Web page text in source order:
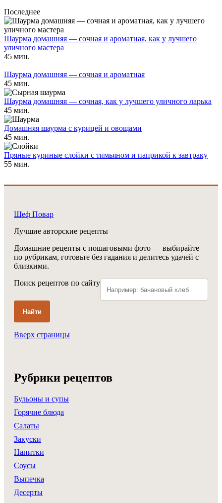
Последнее
Шаурма домашняя — сочная и ароматная, как у лучшего
уличного мастера
45 мин.
Шаурма домашняя — сочная и ароматная
45 мин.
Шаурма домашняя — сочная, как у лучшего уличного ларька
45 мин.
Домашняя шаурма с курицей и овощами
45 мин.
Пряные куриные слойки с тимьяном и паприкой к завтраку
55 мин.
Шеф Повар
Лучшие авторские рецепты
Домашние рецепты с пошаговыми фото — выбирайте
по рубрикам, готовьте без гадания и делитесь удачей с
близкими.
Поиск рецептов по сайту
Найти
Вверх страницы
Рубрики рецептов
Бульоны и супы
Горячие блюда
Салаты
Закуски
Напитки
Соусы
Выпечка
Десерты